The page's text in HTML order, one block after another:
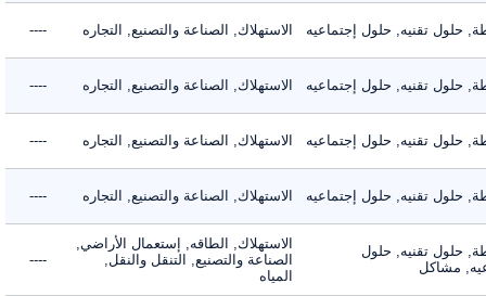
حلول تقنيه, حلول إجتماعيه الاستهلاك, الصناعة والتصنيع, التجاره ----
حلول تقنيه, حلول إجتماعيه الاستهلاك, الصناعة والتصنيع, التجاره ----
حلول تقنيه, حلول إجتماعيه الاستهلاك, الصناعة والتصنيع, التجاره ----
حلول تقنيه, حلول إجتماعيه الاستهلاك, الصناعة والتصنيع, التجاره ----
حلول تقنيه, حلول
مشاكل
الاستهلاك, الطاقه, إستعمال الأراضي,
الصناعة والتصنيع, التنقل والنقل,
المياه
----